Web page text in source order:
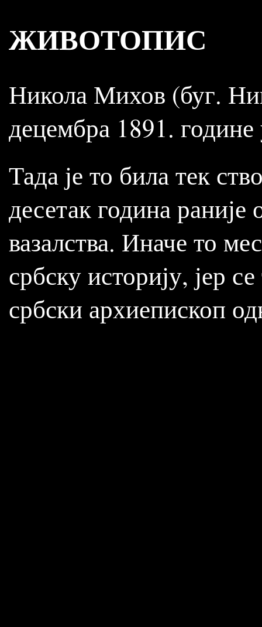
ЖИВОТОПИС
Никола Михов (буг.
децембра 1891.
Тада је то била тек
десетак година
вазалства. Иначе то
србску историју, јер
србски архиепископ